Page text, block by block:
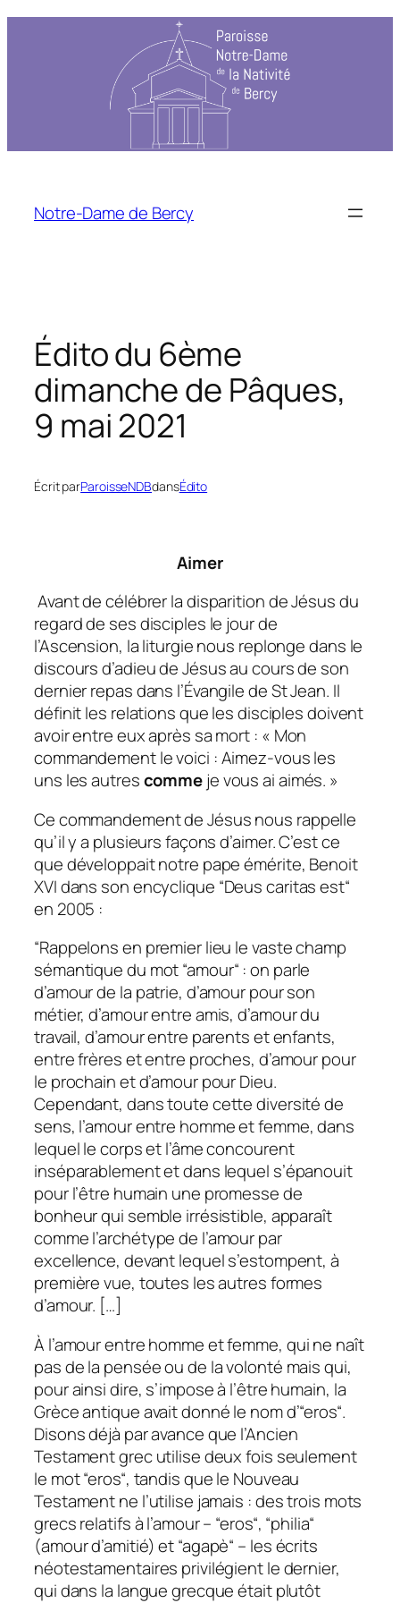
Notre-Dame de Bercy
Édito du 6ème
dimanche de Pâques,
9 mai 2021
Écrit parParoisseNDBdansÉdito
Aimer
Avant de célébrer la disparition de Jésus du
regard de ses disciples le jour de
l’Ascension, la liturgie nous replonge dans le
discours d’adieu de Jésus au cours de son
dernier repas dans l’Évangile de St Jean. Il
définit les relations que les disciples doivent
avoir entre eux après sa mort : « Mon
commandement le voici : Aimez-vous les
uns les autrescommeje vous ai aimés. »
Ce commandement de Jésus nous rappelle
qu’il y a plusieurs façons d’aimer. C’est ce
que développait notre pape émérite, Benoit
XVI dans son encyclique “Deus caritas est“
en 2005 :
“Rappelons en premier lieu le vaste champ
sémantique du mot “amour“ : on parle
d’amour de la patrie, d’amour pour son
métier, d’amour entre amis, d’amour du
travail, d’amour entre parents et enfants,
entre frères et entre proches, d’amour pour
le prochain et d’amour pour Dieu.
Cependant, dans toute cette diversité de
sens, l’amour entre homme et femme, dans
lequel le corps et l’âme concourent
inséparablement et dans lequel s’épanouit
pour l’être humain une promesse de
bonheur qui semble irrésistible, apparaît
comme l’archétype de l’amour par
excellence, devant lequel s’estompent, à
première vue, toutes les autres formes
d’amour. […]
À l’amour entre homme et femme, qui ne naît
pas de la pensée ou de la volonté mais qui,
pour ainsi dire, s’impose à l’être humain, la
Grèce antique avait donné le nom d’“eros“.
Disons déjà par avance que l’Ancien
Testament grec utilise deux fois seulement
le mot “eros“, tandis que le Nouveau
Testament ne l’utilise jamais : des trois mots
grecs relatifs à l’amour – “eros“, “philia“
(amour d’amitié) et “agapè“ – les écrits
néotestamentaires privilégient le dernier,
qui dans la langue grecque était plutôt